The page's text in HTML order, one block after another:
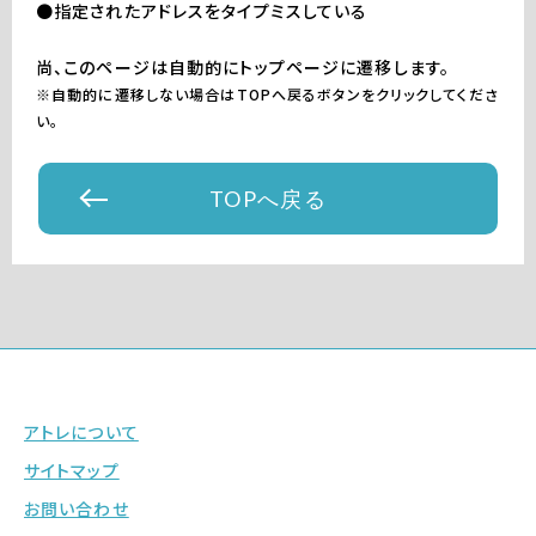
●指定されたアドレスをタイプミスしている
尚、このページは自動的にトップページに遷移します。
※自動的に遷移しない場合はTOPへ戻るボタンをクリックしてくださ
い。
TOPへ戻る
アトレについて
サイトマップ
お問い合わせ